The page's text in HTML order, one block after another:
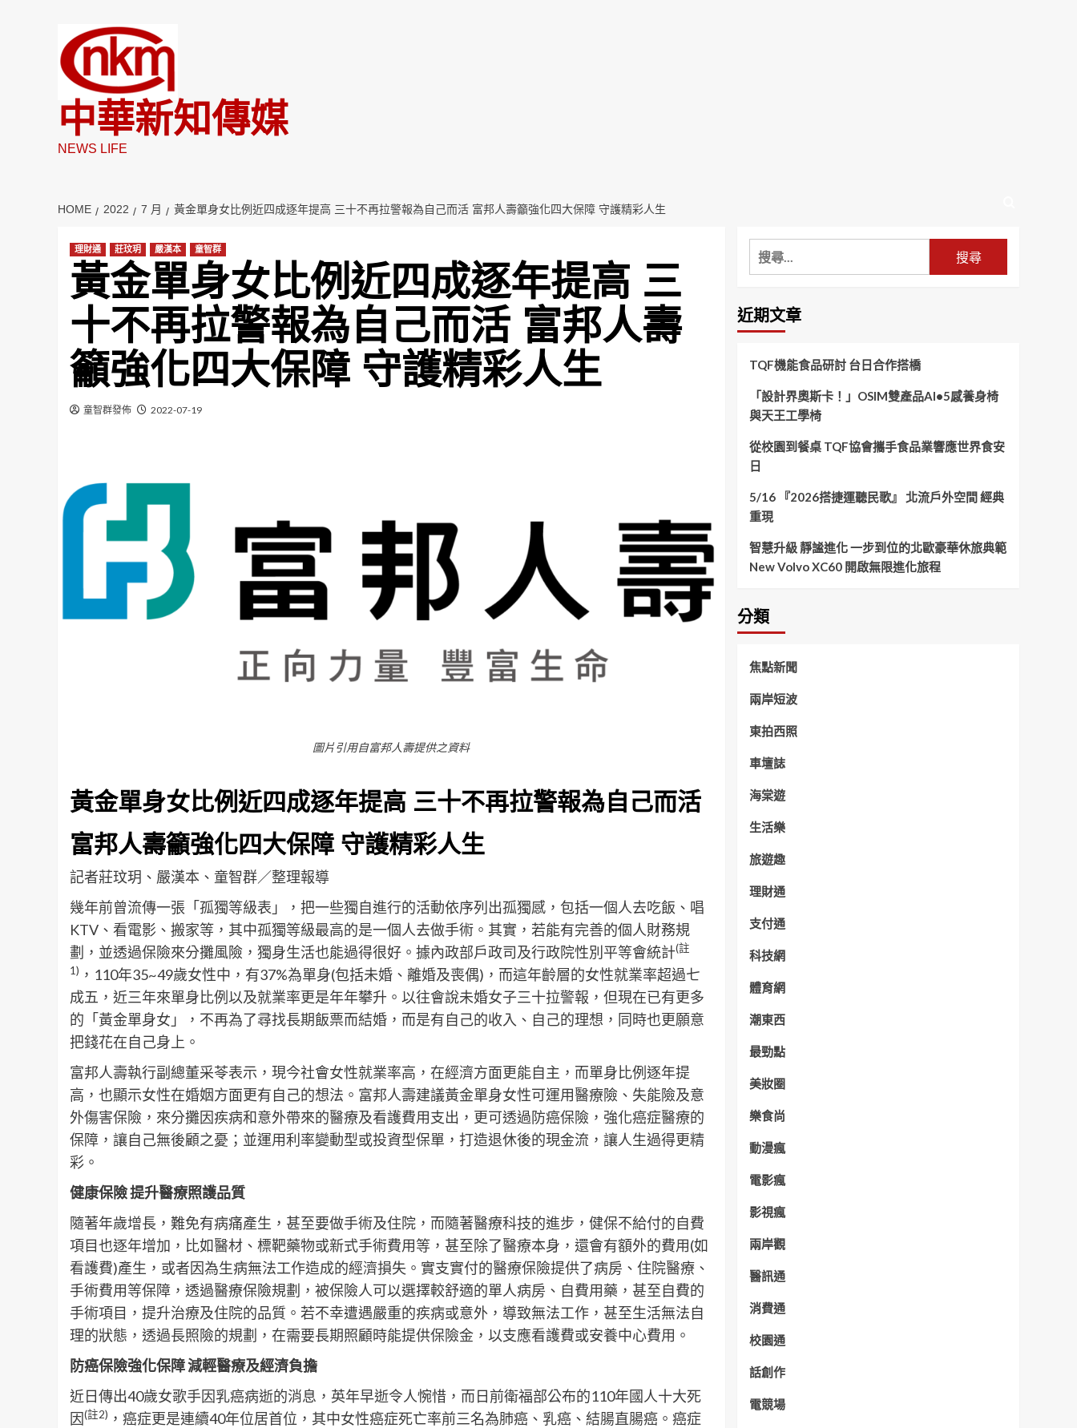
中華新知傳媒
NEWS LIFE
HOME 2022 7 月 黃金單身女比例近四成逐年提高 三十不再拉警報為自己而活 富邦人壽籲強化四大保障 守護精彩人生
理財通 莊玟玥 嚴漢本 童智群
黃金單身女比例近四成逐年提高 三
十不再拉警報為自己而活 富邦人壽
籲強化四大保障 守護精彩人生
童智群發佈 2022-07-19
圖片引用自富邦人壽提供之資料
黃金單身女比例近四成逐年提高 三十不再拉警報為自己而活
富邦人壽籲強化四大保障 守護精彩人生
記者莊玟玥、嚴漢本、童智群／整理報導
幾年前曾流傳一張「孤獨等級表」，把一些獨自進行的活動依序列出孤獨感，包括一個人去吃飯、唱
KTV、看電影、搬家等，其中孤獨等級最高的是一個人去做手術。其實，若能有完善的個人財務規
劃，並透過保險來分攤風險，獨身生活也能過得很好。據內政部戶政司及行政院性別平等會統計(註
1) ，110年35~49歲女性中，有37%為單身(包括未婚、離婚及喪偶)，而這年齡層的女性就業率超過七
成五，近三年來單身比例以及就業率更是年年攀升。以往會說未婚女子三十拉警報，但現在已有更多
的「黃金單身女」，不再為了尋找長期飯票而結婚，而是有自己的收入、自己的理想，同時也更願意
把錢花在自己身上。
富邦人壽執行副總董采苓表示，現今社會女性就業率高，在經濟方面更能自主，而單身比例逐年提
高，也顯示女性在婚姻方面更有自己的想法。富邦人壽建議黃金單身女性可運用醫療險、失能險及意
外傷害保險，來分攤因疾病和意外帶來的醫療及看護費用支出，更可透過防癌保險，強化癌症醫療的
保障，讓自己無後顧之憂；並運用利率變動型或投資型保單，打造退休後的現金流，讓人生過得更精
彩。
健康保險提升醫療照護品質
隨著年歲增長，難免有病痛產生，甚至要做手術及住院，而隨著醫療科技的進步，健保不給付的自費
項目也逐年增加，比如醫材、標靶藥物或新式手術費用等，甚至除了醫療本身，還會有額外的費用(如
看護費)產生，或者因為生病無法工作造成的經濟損失。實支實付的醫療保險提供了病房、住院醫療、
手術費用等保障，透過醫療保險規劃，被保險人可以選擇較舒適的單人病房、自費用藥，甚至自費的
手術項目，提升治療及住院的品質。若不幸遭遇嚴重的疾病或意外，導致無法工作，甚至生活無法自
理的狀態，透過長照險的規劃，在需要長期照顧時能提供保險金，以支應看護費或安養中心費用。
防癌保險強化保障減輕醫療及經濟負擔
近日傳出40歲女歌手因乳癌病逝的消息，英年早逝令人惋惜，而日前衛福部公布的110年國人十大死
因(註2) ，癌症更是連續40年位居首位，其中女性癌症死亡率前三名為肺癌、乳癌、結腸直腸癌。癌症
搜
尋
鍵
字:
近期文章
TQF機能食品研討 台日合作搭橋
「設計界奧斯卡！」OSIM雙產品AI•5感養身椅
與天王工學椅
從校園到餐桌 TQF協會攜手食品業響應世界食安
日
5/16 『2026搭捷運聽民歌』 北流戶外空間 經典
重現
智慧升級 靜謐進化 一步到位的北歐豪華休旅典範
New Volvo XC60 開啟無限進化旅程
分類
焦點新聞
兩岸短波
東拍西照
車壇誌
海棠遊
生活樂
旅遊趣
理財通
支付通
科技網
體育網
潮東西
最勁點
美妝圈
樂食尚
動漫瘋
電影瘋
影視瘋
兩岸觀
醫訊通
消費通
校園通
話創作
電競場